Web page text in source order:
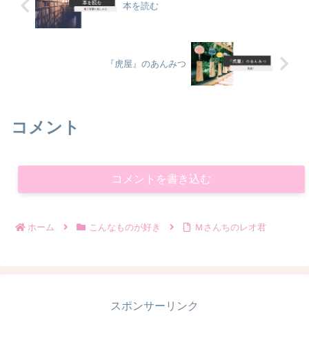
本を読む
『虎屋』のあんみつ
コメント
コメントを書き込む
ホーム こんなものが好き Ｍさんちのレオ君
スポンサーリンク